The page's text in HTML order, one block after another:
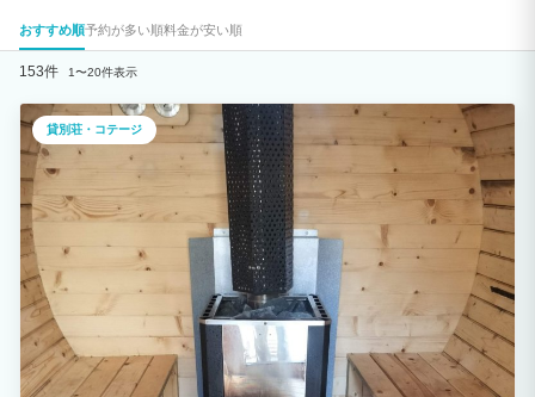
おすすめ順予約が多い順料金が安い順
153件 1〜20件表示
貸別荘・コテージ